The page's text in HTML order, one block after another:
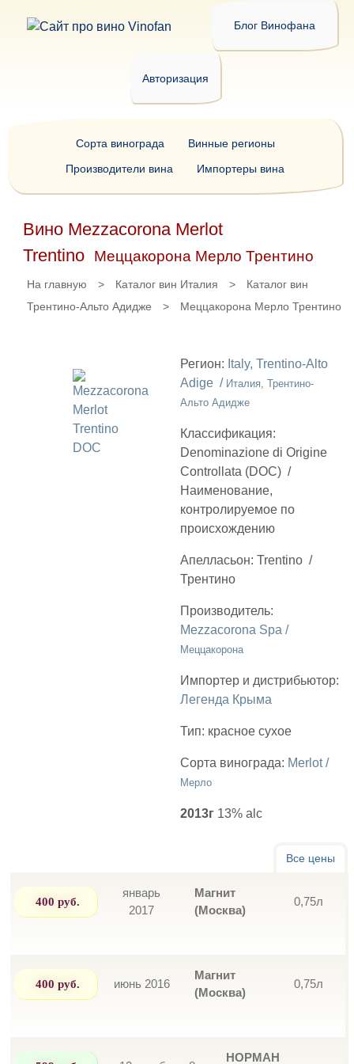
Блог Винофана
Авторизация
Вино Mezzacorona Merlot
Trentino
Меццакорона Мерло Трентино
На главную > Каталог вин Италия >
Каталог вин
Трентино-Альто Адидже
> Меццакорона Мерло Трентино
Регион: Italy, Trentino-Alto
Adige / Италия, Трентино-
Альто Адидже
Классификация:
Denominazione di Origine
Controllata (DOC) /
Наименование,
контролируемое по
происхождению
Апелласьон: Trentino /
Трентино
Производитель:
Mezzacorona Spa /
Меццакорона
Импортер и дистрибьютор:
Легенда Крыма
Тип: красное сухое
Сорта винограда: Merlot /
Мерло
2013г 13% alc
Все цены
400 руб.
январь
2017
Магнит
(Москва)
0,75л
400 руб. июнь 2016
Магнит
(Москва)
0,75л
НОРМАН
Сорта винограда
Винные регионы
Производители вина
Импортеры вина